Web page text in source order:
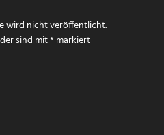
wird nicht veröffentlicht.
sind mit*markiert